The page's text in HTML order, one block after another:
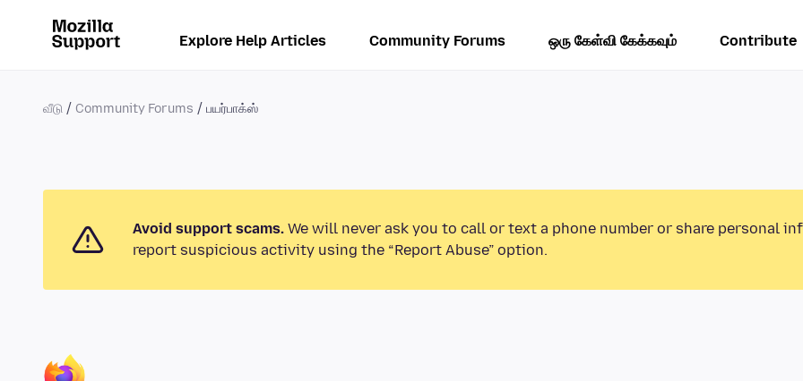
Explore Help Articles Community Forums ஒரு கேள்வி கேக்கவும் Contribute
வீடு Community Forums பயர்பாக்ஸ்
Avoid support scams. We will never ask you to call or text a phone number or share personal
report suspicious activity using the “Report Abuse” option.